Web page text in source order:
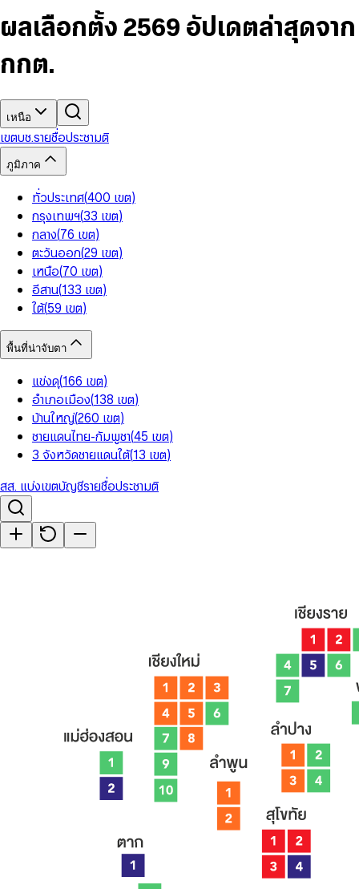
7
8
5
6
8
9
6
7
9
5
6
8
9
9
ผลเลือกตั้ง 2569 อัปเดตล่าสุดจาก
กกต.
เหนือ
เขตบช.รายชื่อประชามติ
ภูมิภาค
ทั่วประเทศ(400 เขต)
กรุงเทพฯ(33 เขต)
กลาง(76 เขต)
ตะวันออก(29 เขต)
เหนือ(70 เขต)
อีสาน(133 เขต)
ใต้(59 เขต)
พื้นที่น่าจับตา
แข่งดุ(166 เขต)
อำเภอเมือง(138 เขต)
บ้านใหญ่(260 เขต)
ชายแดนไทย-กัมพูชา(45 เขต)
3 จังหวัดชายแดนใต้(13 เขต)
สส. แบ่งเขตบัญชีรายชื่อประชามติ